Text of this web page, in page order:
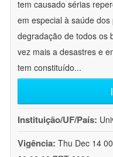
tem causado sérias
em especial à saúde
degradação de todos os
vez mais a desastres e
tem constituído...
Instituição/UF/País:
Vigência: Thu Dec 14